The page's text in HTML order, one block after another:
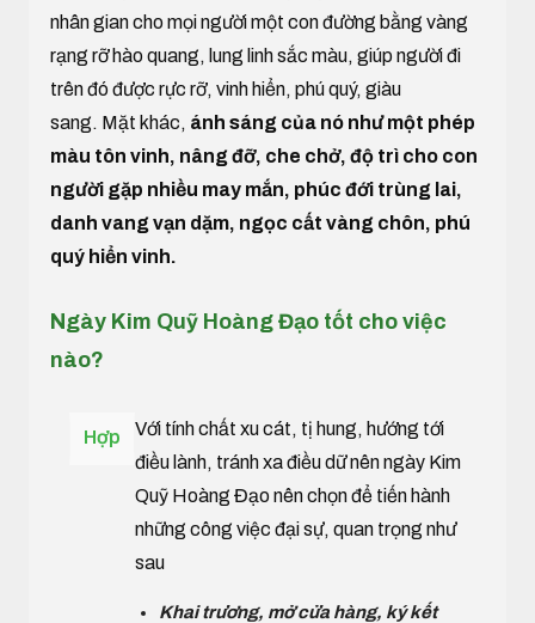
nhân gian cho mọi người một con đường bằng vàng
rạng rỡ hào quang, lung linh sắc màu, giúp người đi
trên đó được rực rỡ, vinh hiển, phú quý, giàu
sang. Mặt khác, ánh sáng của nó như một phép
màu tôn vinh, nâng đỡ, che chở, độ trì cho con
người gặp nhiều may mắn, phúc đới trùng lai,
danh vang vạn dặm, ngọc cất vàng chôn, phú
quý hiển vinh.
Ngày Kim Quỹ Hoàng Đạo tốt cho việc
nào?
Hợp
Với tính chất xu cát, tị hung, hướng tới
điều lành, tránh xa điều dữ nên ngày Kim
Quỹ Hoàng Đạo nên chọn để tiến hành
những công việc đại sự, quan trọng như
sau
Khai trương, mở cửa hàng, ký kết